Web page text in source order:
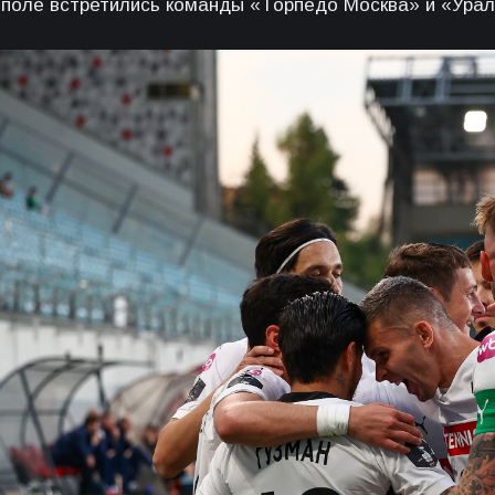
встретились команды «Торпедо Москва» и